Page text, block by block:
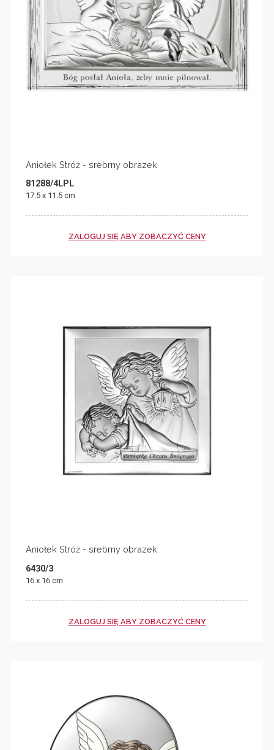
Aniołek Stróż - srebrny obrazek
81288/4LPL
17.5 x 11.5 cm
ZALOGUJ SIĘ ABY ZOBACZYĆ CENY
Aniołek Stróż - srebrny obrazek
6430/3
16 x 16 cm
ZALOGUJ SIĘ ABY ZOBACZYĆ CENY